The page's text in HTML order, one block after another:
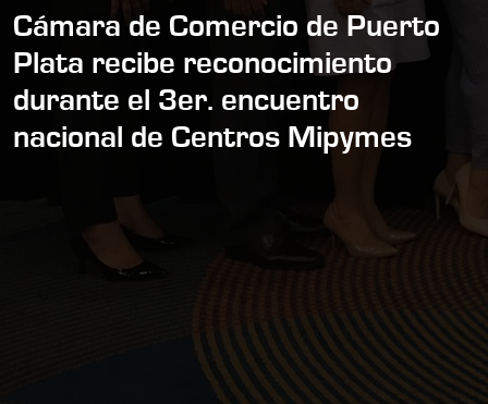
Cámara de Comercio de Puerto
Plata recibe reconocimiento
durante el 3er. encuentro
nacional de Centros Mipymes